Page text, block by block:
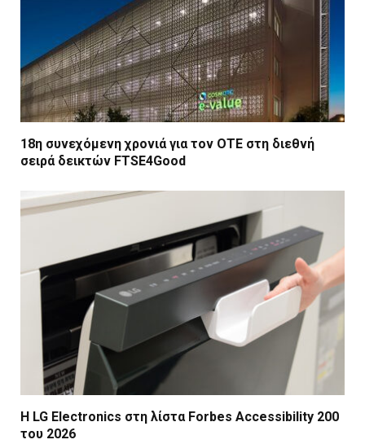
18η συνεχόμενη χρονιά για τον ΟΤΕ στη διεθνή
σειρά δεικτών FTSE4Good
Η LG Electronics στη λίστα Forbes Accessibility 200
του 2026